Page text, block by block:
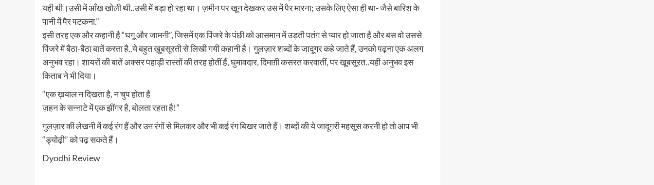
यही थी।उसी में आँख खोली थी..उसी में बड़ा हो रहा था। ज़मीन पर खून देखकर उस में पैर मारना; उसके लिए ऐसा ही था- जैसे बारिश के
पानी में पैर पटकना.”
इसी तरह एक और कहानी है “घगू और जामनी”, जिसमें एक पिंजरे के पंछी को आसमान में उड़ती पतंग से प्यार हो जाता है और बस वो उससे
पिंजरे में बैठा-बैठा बातें करता है..ये बहुत ख़ूबसूरती से लिखी गयी कहानी है। गुलज़ार शब्दों के जादूगर कहे जाते हैं, उनको पढ़ना एक अलग
अनुभव रहा। शायरों की बातें अक्सर पहाड़ी रास्तों की तरह होतीं हैं, घुमावदार, दिमाग़ी कसरत करवातीं, पर खूबसूरत..यही अनुभव इस
किताब ने भी दिया।
“एक ख़याल न दिखता है, न चुप होता है
ज़हन के सन्नाटे में एक झींगर है, बोलता रहता है!”
गुलज़ार की लेखनी में कई रंग हैं और उन रंगों से मिलकर और भी कई रंग बिखर जाते हैं। शब्दों की ये जादूगरी महसूस करनी हो तो आप भी
“ड्योढ़ी” को पढ़ सकते हैं।
Dyodhi Review